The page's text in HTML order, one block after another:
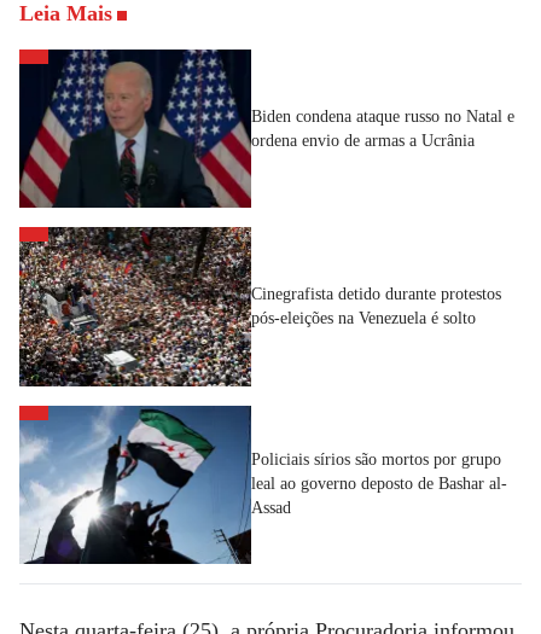
Leia Mais
Biden condena ataque russo no Natal e
ordena envio de armas a Ucrânia
Cinegrafista detido durante protestos
pós-eleições na Venezuela é solto
Policiais sírios são mortos por grupo
leal ao governo deposto de Bashar al-
Assad